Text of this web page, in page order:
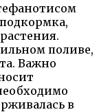
поливе,
Важно
в